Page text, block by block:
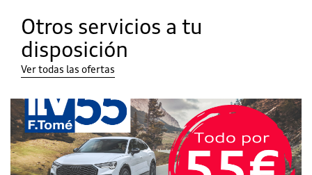
Otros servicios a tu
disposición
Ver todas las ofertas